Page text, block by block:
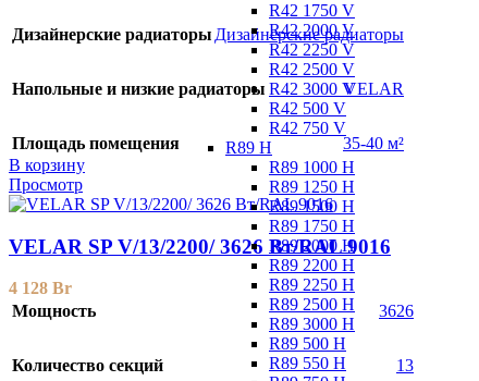
R42 1750 V
R42 2000 V
R42 2250 V
R42 2500 V
R42 3000 V
R42 500 V
R42 750 V
R89 H
R89 1000 H
R89 1250 H
R89 1500 H
R89 1750 H
R89 2000 H
R89 2200 H
R89 2250 H
R89 2500 H
R89 3000 H
R89 500 H
R89 550 H
Дизайнерские радиаторы Дизайнерские радиаторы
Напольные и низкие радиаторы VELAR
Площадь помещения
35-40 м²
В корзину
Просмотр
VELAR SP V/13/2200/ 3626 Bт/RAL 9016
4 128 Br
Мощность
3626
Количество секций 13